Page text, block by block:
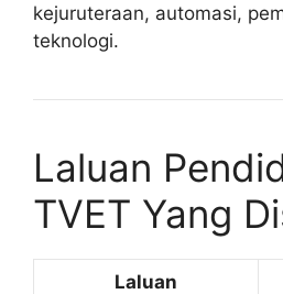
kejuruteraan, automasi,
teknologi.
Laluan
TVET Yang
Laluan